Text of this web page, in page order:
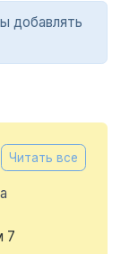
добавлять
Читать все
7